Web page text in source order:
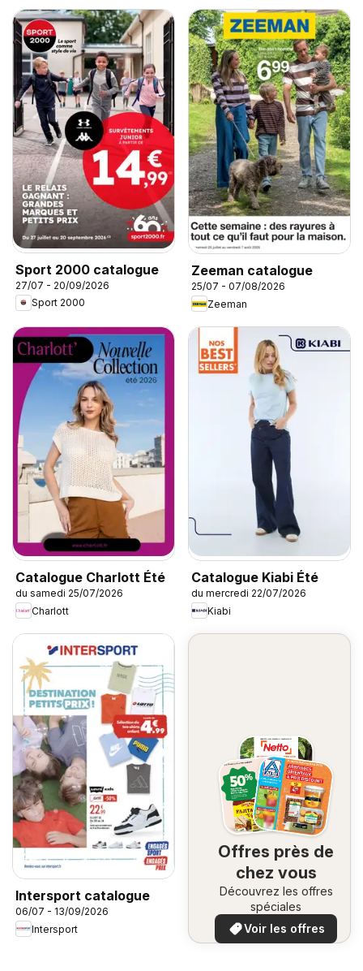
Sport 2000 catalogue
27/07 - 20/09/2026
Sport 2000
Zeeman catalogue
25/07 - 07/08/2026
Zeeman
Catalogue Charlott Été
du samedi 25/07/2026
Charlott
Catalogue Kiabi Été
du mercredi 22/07/2026
Kiabi
Intersport catalogue
06/07 - 13/09/2026
Intersport
Offres près de
chez vous
Découvrez les offres
spéciales
Voir les offres